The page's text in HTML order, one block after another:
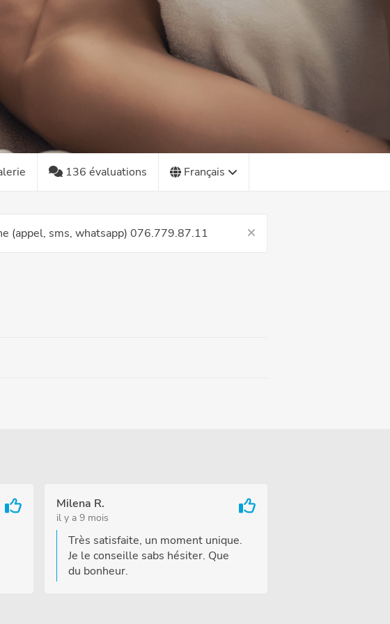
136 évaluations Français
(appel, sms, whatsapp) 076.779.87.11
Milena R.
il y a 9 mois
Très satisfaite, un moment unique.
Je le conseille sabs hésiter. Que
du bonheur.